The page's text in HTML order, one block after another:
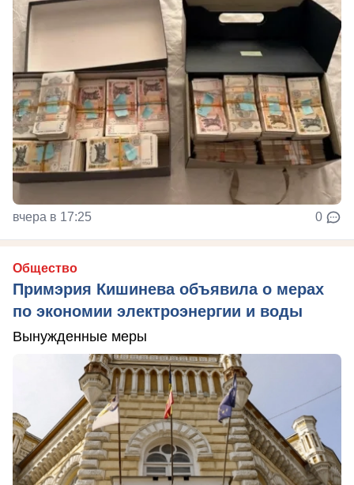
вчера в 17:25 0
Общество
Примэрия Кишинева объявила о мерах
по экономии электроэнергии и воды
Вынужденные меры